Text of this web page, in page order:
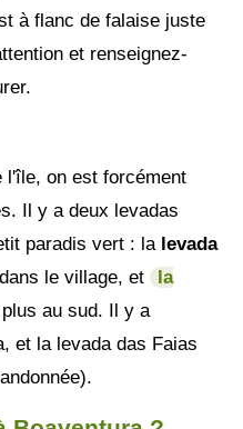
à flanc de falaise juste
et renseignez-
l'île, on est forcément
Il y a deux levadas
paradis vert : lalevada
le village, et
la
au sud. Il y a
et la levada das Faias